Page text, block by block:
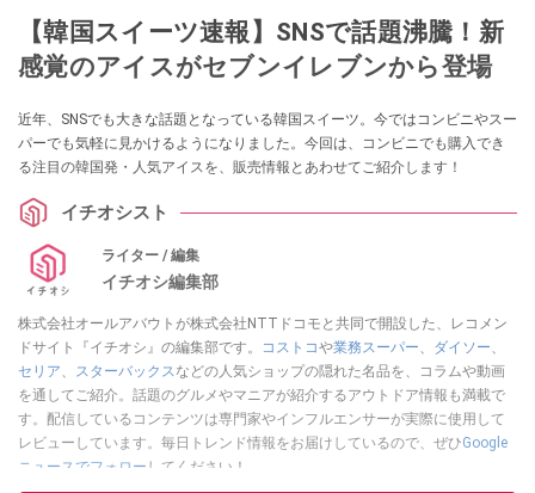
【韓国スイーツ速報】SNSで話題沸騰！新
感覚のアイスがセブンイレブンから登場
近年、SNSでも大きな話題となっている韓国スイーツ。今ではコンビニやスー
パーでも気軽に見かけるようになりました。今回は、コンビニでも購入でき
る注目の韓国発・人気アイスを、販売情報とあわせてご紹介します！
イチオシスト
ライター / 編集
イチオシ編集部
株式会社オールアバウトが株式会社NTTドコモと共同で開設した、レコメン
ドサイト『イチオシ』の編集部です。
コストコや業務スーパー、 ダイソー、
セリア、 スターバックスなどの人気ショップの隠れた名品を、コラムや動画
を通してご紹介。話題のグルメやマニアが紹介するアウトドア情報も満載で
す。配信しているコンテンツは専門家やインフルエンサーが実際に使用して
レビューしています。毎日トレンド情報をお届けしているので、ぜひGoogle
ニュースでフォロー してください！